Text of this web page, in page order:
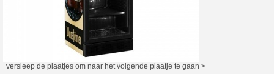
versleep de plaatjes om naar het volgende plaatje te gaan >